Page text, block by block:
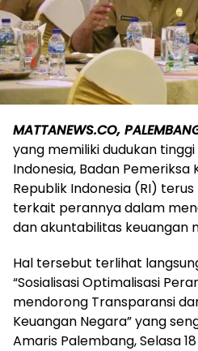
MATTANEWS.CO,
yang memiliki dudukan
Indonesia, Badan Pemeriksa
Republik Indonesia (RI)
terkait perannya dalam
dan akuntabilitas keuangan
Hal tersebut terlihat
“Sosialisasi Optimalisasi
mendorong Transparansi
Keuangan Negara” yang
Amaris Palembang, Selasa